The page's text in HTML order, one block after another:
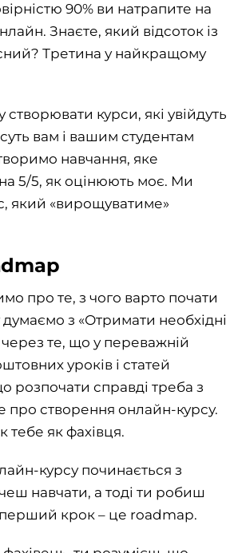
90% ви натрапите на
Знаєте, який відсоток із
Третина у найкращому
створювати курси, які увійдуть
вам і вашим студентам
навчання, яке
5/5, як оцінюють моє. Ми
який «вирощуватиме»
про те, з чого варто почати
з «Отримати необхідні
те, що у переважній
уроків і статей
розпочати справді треба з
про створення онлайн-курсу.
тебе як фахівця.
курсу починається з
навчати, а тоді ти робиш
крок – це roadmap.